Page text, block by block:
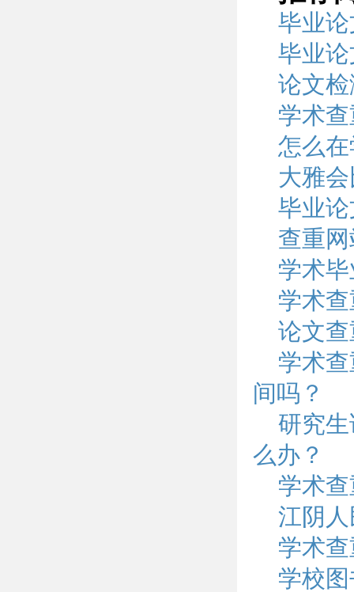
毕业
毕业
论文
学术
怎么
大雅
毕业
查重
学术
学术
论文
学术
间吗？
研究
么办？
学术
江阴
学术
学校